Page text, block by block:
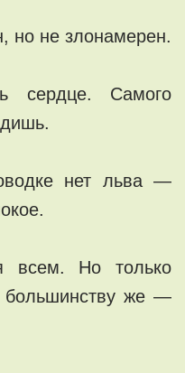
но не злонамерен.
сердце. Самого
нет льва —
всем. Но только
большинству же —